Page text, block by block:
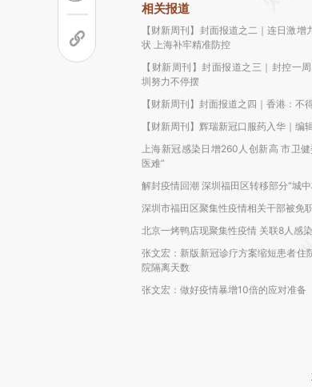
相关报道
【财新周刊】封面报道之二｜连日激增
状 上海补牢精准防控
【财新周刊】封面报道之三｜封控一
圳努力不停摆
【财新周刊】封面报道之四｜香港：不
【财新周刊】辉瑞新冠口服药入华｜编
上海新冠感染日增260人创新高 市卫
医难”
解封疫情回潮 深圳福田区转移部分“城
深圳市福田区聚集性疫情相关干部被免
北京一烤鸭店现聚集性疫情 关联8人感染
张文宏：新版新冠诊疗方案缩短患者住
院隔离天数
张文宏：做好疫情暴增10倍的应对准备